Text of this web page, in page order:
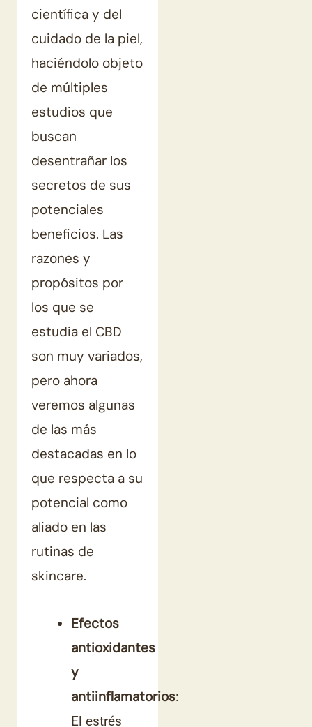
científica y del
cuidado de la piel,
haciéndolo objeto
de múltiples
estudios que
buscan
desentrañar los
secretos de sus
potenciales
beneficios. Las
razones y
propósitos por
los que se
estudia el CBD
son muy variados,
pero ahora
veremos algunas
de las más
destacadas en lo
que respecta a su
potencial como
aliado en las
rutinas de
skincare.
Efectos
antioxidantes
y
antiinflamatorios:
El estrés